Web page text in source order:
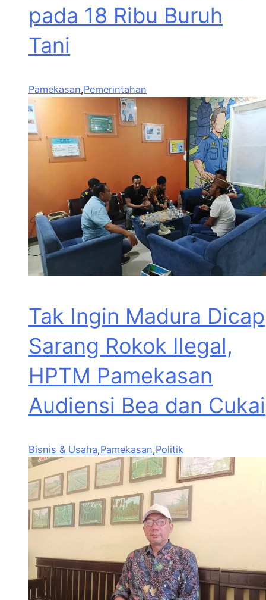
pada 18 Ribu Buruh
Tani
Pamekasan,Pemerintahan
Tak Ingin Madura Dicap
Sarang Rokok Ilegal,
HPTM Pamekasan
Audiensi Bea dan Cukai
Bisnis & Usaha,Pamekasan,Politik